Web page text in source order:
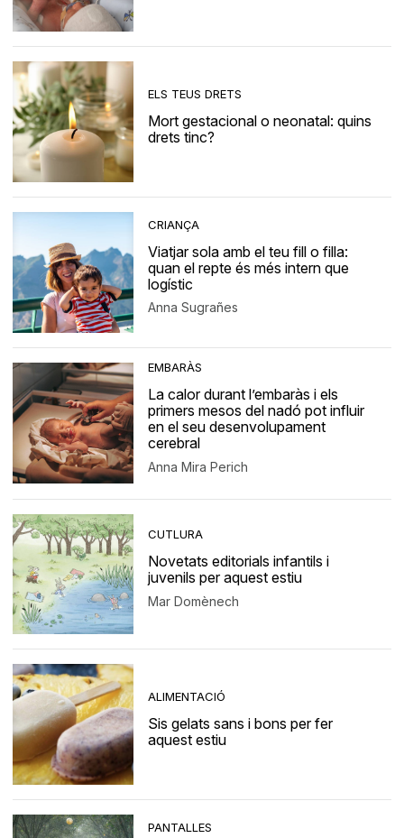
ELS TEUS DRETS
Mort gestacional o neonatal: quins
drets tinc?
CRIANÇA
Viatjar sola amb el teu fill o filla:
quan el repte és més intern que
logístic
Anna Sugrañes
EMBARÀS
La calor durant l’embaràs i els
primers mesos del nadó pot influir
en el seu desenvolupament
cerebral
Anna Mira Perich
CUTLURA
Novetats editorials infantils i
juvenils per aquest estiu
Mar Domènech
ALIMENTACIÓ
Sis gelats sans i bons per fer
aquest estiu
PANTALLES